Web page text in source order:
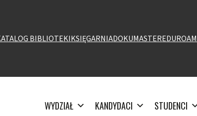
BIBLIOTEKIKSIĘGARNIADOKUMASTEREDUROAM
WYDZIAŁ KANDYDACI STUDENCI